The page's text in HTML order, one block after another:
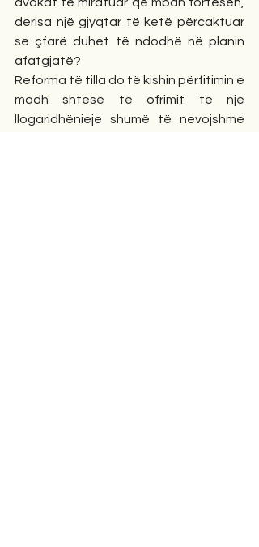
avokat të miratuar që mban fortesën,
derisa një gjyqtar të ketë përcaktuar
se çfarë duhet të ndodhë në planin
afatgjatë?
Reforma të tilla do të kishin përfitimin e
madh shtesë të ofrimit të një
llogaridhënieje shumë të nevojshme